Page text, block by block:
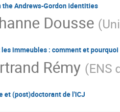
Andrews-Gordon identities
Dousse (
immeubles : comment et pourquoi
Rémy (ENS
et (post)doctorant de l'ICJ